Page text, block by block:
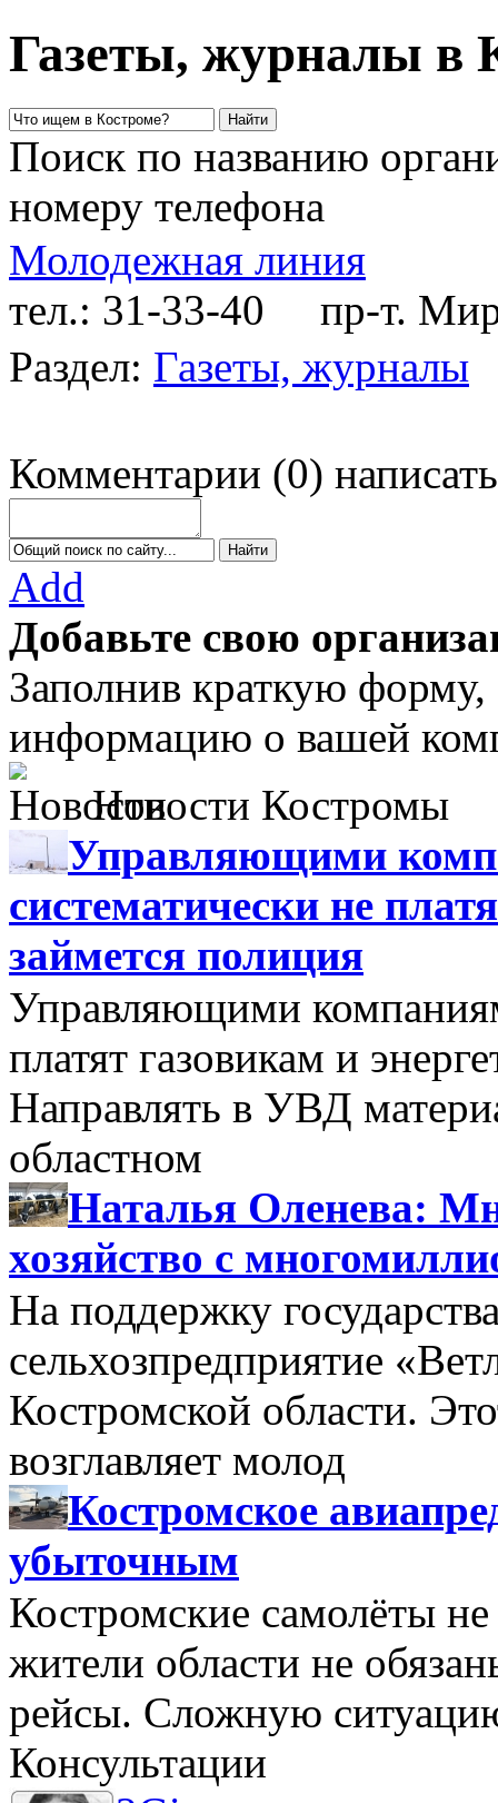
Газеты, журналы в
Поиск по названию
номеру телефона
Молодежная линия
тел.: 31-33-40
пр-т.
Раздел: Газеты, журналы
Комментарии (0) написать
Add
Добавьте свою
Заполнив краткую
информацию о вашей
Новости Костромы
Управляющими
систематически не
займется полиция
Управляющими
платят газовикам и
Направлять в УВД
областном
Наталья Оленева:
хозяйство с
На поддержку
сельхозпредприятие
Костромской области.
возглавляет молод
Костромское
убыточным
Костромские самолёты
жители области не
рейсы. Сложную
Консультации